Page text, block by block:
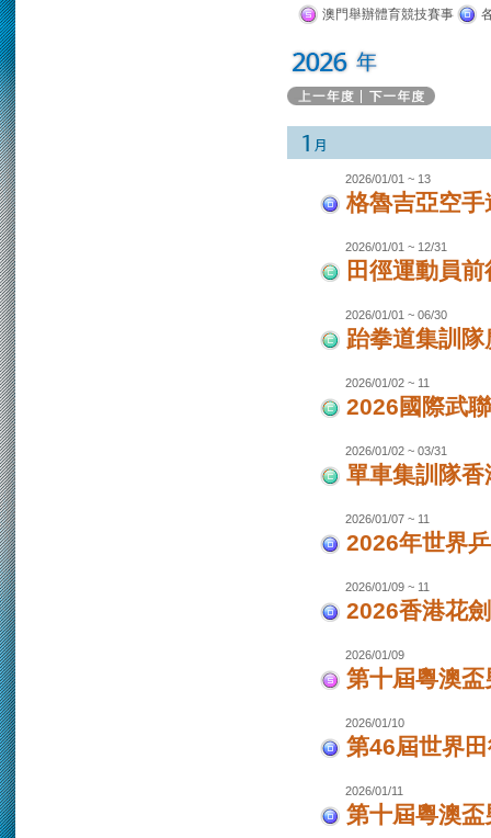
澳門舉辦體育競技賽事
2026/01/01 ~ 13
格魯吉亞空
2026/01/01 ~ 12/31
田徑運動員
2026/01/01 ~ 06/30
跆拳道集訓
2026/01/02 ~ 11
2026國際武
2026/01/02 ~ 03/31
單車集訓隊
2026/01/07 ~ 11
2026年世界
2026/01/09 ~ 11
2026香港花
2026/01/09
第十屆粵澳
2026/01/10
第46屆世界
2026/01/11
第十屆粵澳